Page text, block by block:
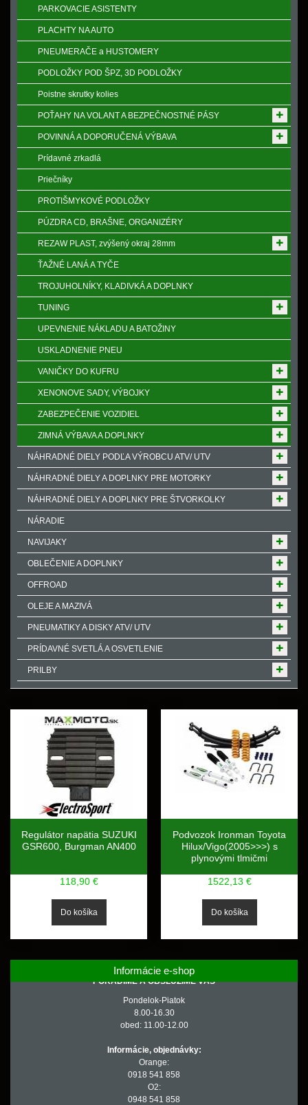
PARKOVACIE ASISTENTY
PLACHTY NA AUTO
PNEUMERAČE a HUSTOMERY
PODLOŽKY POD ŠPZ, 3D PODLOŽKY
Poistne skrutky kolies
POŤAHY NA VOLANT A BEZPEČNOSTNÉ PÁSY
POVINNÁ A DOPORUČENÁ VÝBAVA
Prídavné zrkadlá
Priečníky
PROTIŠMYKOVÉ PODLOŽKY
PÚZDRA CD, BRAŠNE, ORGANIZÉRY
REZAW PLAST, zvýšený okraj 28mm
ŤAŽNÉ LANÁ A TYČE
TROJUHOLNÍKY, KLADIVKÁ A DOPLNKY
TUNING
UPEVNENIE NÁKLADU A BATOŽINY
USKLADNENIE PNEU
VANIČKY DO KUFRU
XENONOVE SADY, VÝBOJKY
ZABEZPEČENIE VOZIDIEL
ZIMNÁ VÝBAVA A DOPLNKY
NÁHRADNÉ DIELY PODĽA VÝROBCU ATV/ UTV
NÁHRADNÉ DIELY A DOPLNKY PRE MOTORKY
NÁHRADNÉ DIELY A DOPLNKY PRE ŠTVORKOLKY
NÁRADIE
NAVIJAKY
OBLEČENIE A DOPLNKY
OFFROAD
OLEJE A MAZIVÁ
PNEUMATIKY A DISKY ATV/ UTV
PRÍDAVNÉ SVETLÁ A OSVETLENIE
PRILBY
Regulátor napätia SUZUKI
GSR600, Burgman AN400
118,90 €
Podvozok Ironman Toyota
Hilux/Vigo(2005>>>) s
plynovými tlmičmi
1522,13 €
Informácie e-shop
PORADÍME A OBSLÚŽIME VÁS
Pondelok-Piatok
8.00-16.30
obed: 11.00-12.00
Informácie, objednávky:
Orange:
0918 541 858
O2:
0948 541 858